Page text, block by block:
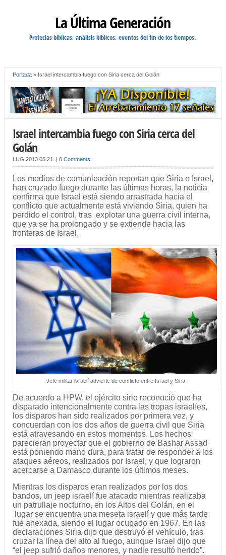
La Última Generación
Profecías bíblicas, análisis bíblicos, eventos del fin de los tiempos.
Portada» Israel intercambia fuego con Siria cerca del Golán
Israel intercambia fuego con Siria cerca del
Golán
LUG 2013.05.21. 0 Comments
Los medios de comunicación reportan que Siria e Israel,
han cruzado fuego durante las últimas horas, la noticia
confirma que Israel está siendo arrastrada hacia el
conflicto que actualmente está viviendo Siria, quien ha
perdido el control, tras explotar una guerra civil interna,
que ya se ha prolongado y se extiende hacia las
fronteras de Israel.
Jefe militar israelí advierte de conflicto entre Israel y Siria.
De acuerdo a HPW, el ejército sirio reconoció que ha
disparado intencionalmente contra las tropas israelíes,
los disparos han sido realizados por primera vez, y
concuerdan con los dos años de guerra civil que Siria
está atravesando en estos momentos. Los hechos
parecieran proyectar que el gobierno de Bashar Assad
está poniendo mano dura, para tratar de responder a los
ataques aéreos, realizados por Israel, y que lograron
acercarse a Damasco durante los últimos meses.
Mientras los disparos eran realizados por los dos
bandos, un jeep israelí fue atacado mientras realizaba
un patrullaje nocturno, en los Altos del Golán, en el
lugar se encuentra una meseta israelí y que más tarde
fue anexada, siendo el lugar ocupado en 1967. En las
declaraciones Siria dijo que destruyó el vehículo, tras
cruzar la línea del alto al fuego, aunque Israel dijo que
“el jeep sufrió daños menores, y nadie resultó herido”.